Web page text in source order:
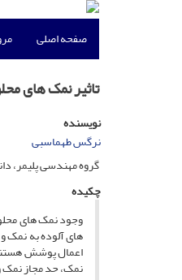
صفحه اصلی
تاثیر نمک های
نویسنده
نرگس طهماسبی
گروه مهندسی پلیمر،
چکیده
وجود نمک های
های آلوده به نمک
اعمال پوشش
نمک، حد مجاز